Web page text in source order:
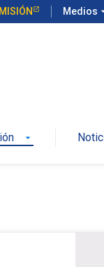
Medios
arrow_drop_down